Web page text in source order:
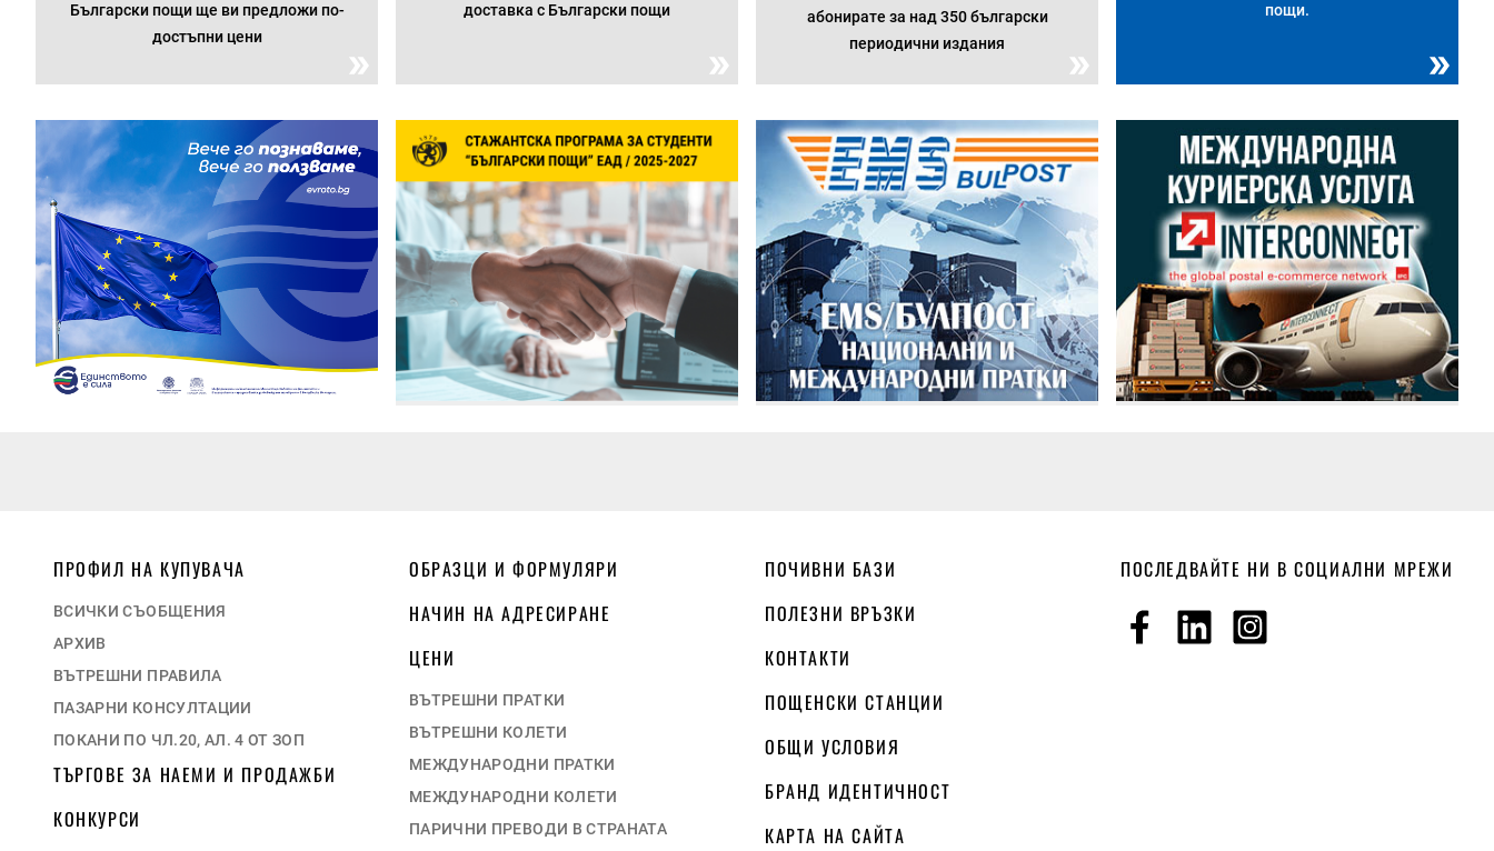
Български пощи ще ви предложи по-
достъпни цени
доставка с Български пощи
абонирате за над 350 български
периодични издания
пощи.
ПРОФИЛ НА КУПУВАЧА
ВСИЧКИ СЪОБЩЕНИЯ
АРХИВ
ВЪТРЕШНИ ПРАВИЛА
ПАЗАРНИ КОНСУЛТАЦИИ
ПОКАНИ ПО ЧЛ.20, АЛ. 4 ОТ ЗОП
ТЪРГОВЕ ЗА НАЕМИ И ПРОДАЖБИ
КОНКУРСИ
ОБРАЗЦИ И ФОРМУЛЯРИ
НАЧИН НА АДРЕСИРАНЕ
ЦЕНИ
ВЪТРЕШНИ ПРАТКИ
ВЪТРЕШНИ КОЛЕТИ
МЕЖДУНАРОДНИ ПРАТКИ
МЕЖДУНАРОДНИ КОЛЕТИ
ПАРИЧНИ ПРЕВОДИ В СТРАНАТА
ПОЧИВНИ БАЗИ
ПОЛЕЗНИ ВРЪЗКИ
КОНТАКТИ
ПОЩЕНСКИ СТАНЦИИ
ОБЩИ УСЛОВИЯ
БРАНД ИДЕНТИЧНОСТ
КАРТА НА САЙТА
ПОСЛЕДВАЙТЕ НИ В СОЦИАЛНИ МРЕЖИ